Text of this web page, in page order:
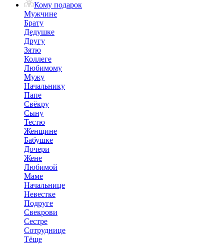
Кому подарок
Мужчине
Брату
Дедушке
Другу
Зятю
Коллеге
Любимому
Мужу
Начальнику
Папе
Свёкру
Сыну
Тестю
Женщине
Бабушке
Дочери
Жене
Любимой
Маме
Начальнице
Невестке
Подруге
Свекрови
Сестре
Сотруднице
Тёще